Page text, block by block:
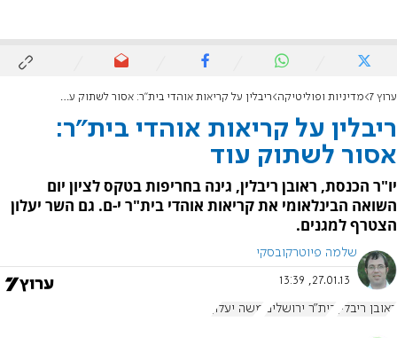
ערוץ 7 מדיניות ופוליטיקה ריבלין על קריאות אוהדי בית"ר: אסור לשתוק עוד
ריבלין על קריאות אוהדי בית"ר:
אסור לשתוק עוד
יו"ר הכנסת, ראובן ריבלין, גינה בחריפות בטקס לציון יום
השואה הבינלאומי את קריאות אוהדי בית"ר י-ם. גם השר יעלון
הצטרף למגנים.
שלמה פיוטרקובסקי
27.01.13, 13:39
ראובן ריבלין בית"ר ירושלים משה יעלון